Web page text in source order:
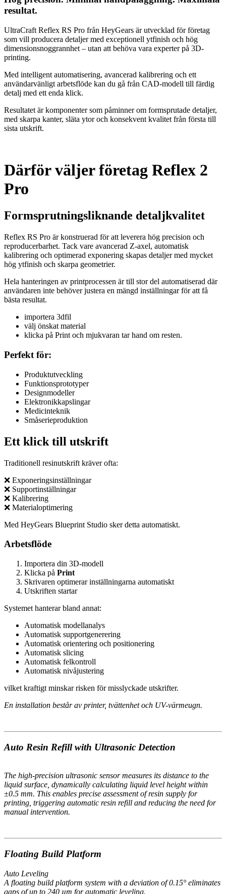
resultat.
UltraCraft Reflex RS Pro från HeyGears är utvecklad för företag
som vill producera detaljer med exceptionell ytfinish och hög
dimensionsnoggrannhet – utan att behöva vara experter på 3D-
printing.
Med intelligent automatisering, avancerad kalibrering och ett
användarvänligt arbetsflöde kan du gå från CAD-modell till färdig
detalj med ett enda klick.
Resultatet är komponenter som påminner om formsprutade detaljer,
med skarpa kanter, släta ytor och konsekvent kvalitet från första till
sista utskrift.
Därför väljer företag Reflex 2
Pro
Formsprutningsliknande detaljkvalitet
Reflex RS Pro är konstruerad för att leverera hög precision och
reproducerbarhet. Tack vare avancerad Z-axel, automatisk
kalibrering och optimerad exponering skapas detaljer med mycket
hög ytfinish och skarpa geometrier.
Hela hanteringen av printprocessen är till stor del automatiserad där
användaren inte behöver justera en mängd inställningar för att få
bästa resultat.
importera 3dfil
välj önskat material
klicka på Print och mjukvaran tar hand om resten.
Perfekt för:
Produktutveckling
Funktionsprototyper
Designmodeller
Elektronikkapslingar
Medicinteknik
Småserieproduktion
Ett klick till utskrift
Traditionell resinutskrift kräver ofta:
❌ Exponeringsinställningar
❌ Supportinställningar
❌ Kalibrering
❌ Materialoptimering
Med HeyGears Blueprint Studio sker detta automatiskt.
Arbetsflöde
Importera din 3D-modell
Klicka på Print
Skrivaren optimerar inställningarna automatiskt
Utskriften startar
Systemet hanterar bland annat:
Automatisk modellanalys
Automatisk supportgenerering
Automatisk orientering och positionering
Automatisk slicing
Automatisk felkontroll
Automatisk nivåjustering
vilket kraftigt minskar risken för misslyckade utskrifter.
En installation består av printer, tvättenhet och UV-värmeugn.
Auto Resin Refill with Ultrasonic Detection
The high-precision ultrasonic sensor measures its distance to the
liquid surface, dynamically calculating liquid level height within
±0.5 mm. This enables precise assessment of resin supply for
printing, triggering automatic resin refill and reducing the need for
manual intervention.
Floating Build Platform
Auto Leveling
A floating build platform system with a deviation of 0.15° eliminates
gaps of up to 240 µm forautomatic leveling.